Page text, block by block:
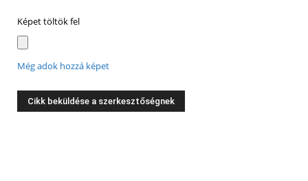
Képet töltök fel
Még adok hozzá képet